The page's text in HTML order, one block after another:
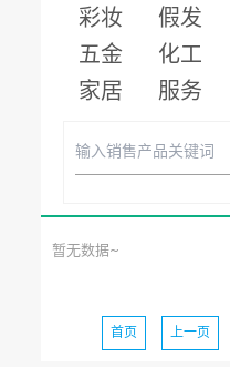
彩妆
假发
五金
化工
家居
服务
暂无数据~
首页 上一页